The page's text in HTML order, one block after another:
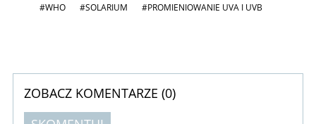
#WHO #SOLARIUM #PROMIENIOWANIE UVA I UVB
ZOBACZ KOMENTARZE (0)